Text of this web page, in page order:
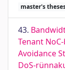
master's
43.
Tenant
Avoidance
DoS-